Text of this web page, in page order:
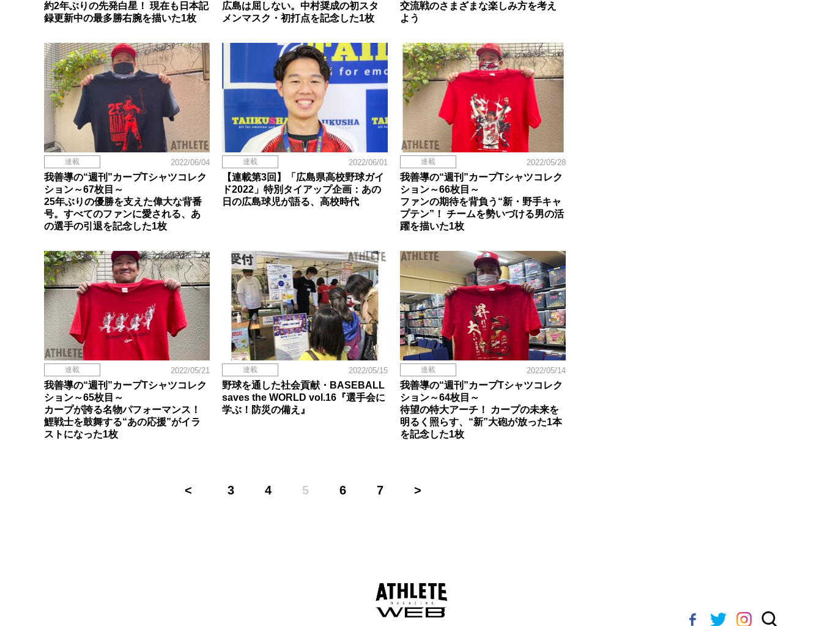
約2年ぶりの先発白星！ 現在も日本記
録更新中の最多勝右腕を描いた1枚
広島は屈しない。中村奨成の初スタ
メンマスク・初打点を記念した1枚
交流戦のさまざまな楽しみ方を考え
よう
連載 2022/06/04
我善導の“週刊”カープTシャツコレク
ション～67枚目～
25年ぶりの優勝を支えた偉大な背番
号。すべてのファンに愛される、あ
の選手の引退を記念した1枚
連載 2022/06/01
【連載第3回】「広島県高校野球ガイ
ド2022」特別タイアップ企画：あの
日の広島球児が語る、高校時代
連載 2022/05/28
我善導の“週刊”カープTシャツコレク
ション～66枚目～
ファンの期待を背負う“新・野手キャ
プテン”！ チームを勢いづける男の活
躍を描いた1枚
連載 2022/05/21
我善導の“週刊”カープTシャツコレク
ション～65枚目～
カープが誇る名物パフォーマンス！
鯉戦士を鼓舞する“あの応援”がイラ
ストになった1枚
連載 2022/05/15
野球を通した社会貢献・BASEBALL
saves the WORLD vol.16『選手会に
学ぶ！防災の備え』
連載 2022/05/14
我善導の“週刊”カープTシャツコレク
ション～64枚目～
待望の特大アーチ！ カープの未来を
明るく照らす、“新”大砲が放った1本
を記念した1枚
3 4 5 6 7